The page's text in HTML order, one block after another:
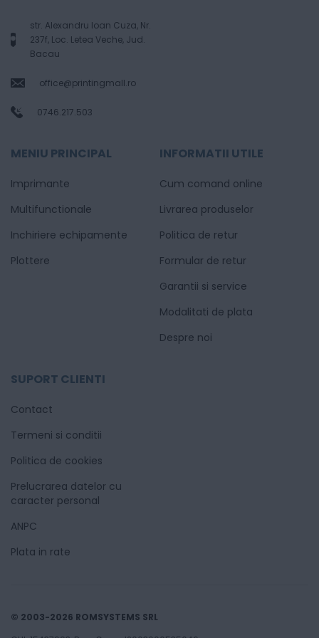
str. Alexandru Ioan Cuza, Nr.
237f, Loc. Letea Veche, Jud.
Bacau
office@printingmall.ro
0746.217.503
MENIU PRINCIPAL
Imprimante
Multifunctionale
Inchiriere echipamente
Plottere
INFORMATII UTILE
Cum comand online
Livrarea produselor
Politica de retur
Formular de retur
Garantii si service
Modalitati de plata
Despre noi
SUPORT CLIENTI
Contact
Termeni si conditii
Politica de cookies
Prelucrarea datelor cu
caracter personal
ANPC
Plata in rate
© 2003-2026 ROMSYSTEMS SRL